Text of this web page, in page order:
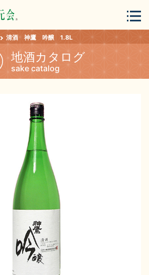
ログイン
地酒カタログ
地酒解体新書
清酒 神鷹 吟醸 1.8L
地酒カタログ
sake catalog